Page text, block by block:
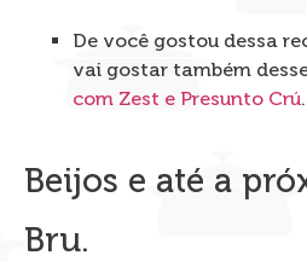
De você gostou dessa
vai gostar também
com Zest e Presunto Crú.
Beijos e até a
Bru.